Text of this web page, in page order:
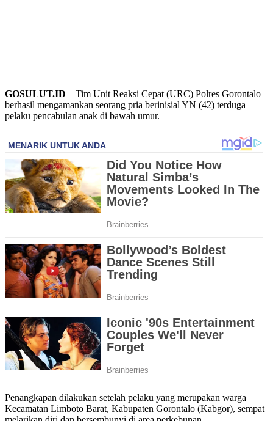
GOSULUT.ID – Tim Unit Reaksi Cepat (URC) Polres Gorontalo
berhasil mengamankan seorang pria berinisial YN (42) terduga
pelaku pencabulan anak di bawah umur.
Penangkapan dilakukan setelah pelaku yang merupakan warga
Kecamatan Limboto Barat, Kabupaten Gorontalo (Kabgor), sempat